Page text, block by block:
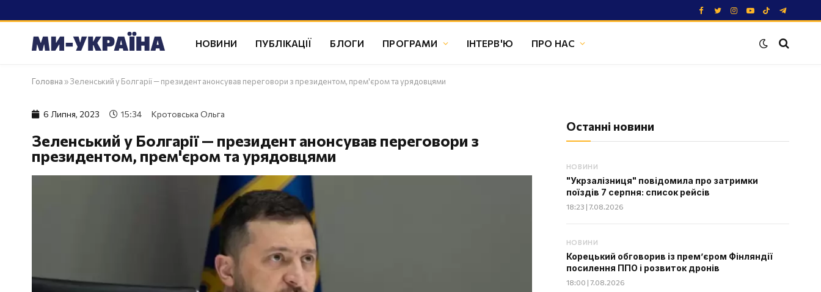
Facebook
TwitterInstagram
YouTube
TikTokTelegram
НОВИНИ ПУБЛІКАЦІЇ БЛОГИ ПРОГРАМИ ІНТЕРВ'Ю ПРО НАС
Головна »Зеленський у Болгарії — президент анонсував переговори з президентом, прем'єром та урядовцями
6 Липня, 2023 15:34 Кротовська Ольга
Зеленський у Болгарії — президент анонсував переговори з
президентом, прем'єром та урядовцями
Останні новини
НОВИНИ
"Укрзалізниця" повідомила про затримки
поїздів 7 серпня: список рейсів
18:23 | 7.08.2026
НОВИНИ
Корецький обговорив із прем’єром Фінляндії
посилення ППО і розвиток дронів
18:00 | 7.08.2026